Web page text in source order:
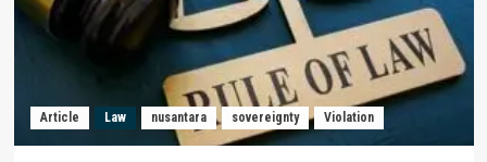
Article Law nusantara sovereignty Violation